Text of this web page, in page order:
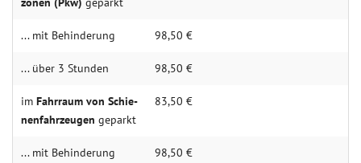
... mit Behin­derung 98,50 €
... über 3 Stunden 98,50 €
im Fahr­­raum von Schie­­
nen­fahr­­zeugen geparkt
83,50 €
... mit Behin­derung 98,50 €